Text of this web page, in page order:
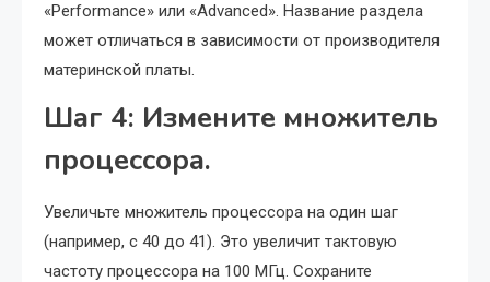
«Performance» или «Advanced». Название раздела
может отличаться в зависимости от производителя
материнской платы.
Шаг 4: Измените множитель
процессора.
Увеличьте множитель процессора на один шаг
(например, с 40 до 41). Это увеличит тактовую
частоту процессора на 100 МГц. Сохраните